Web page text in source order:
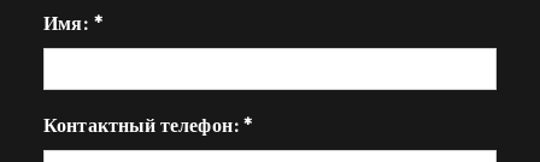
Имя: *
Контактный телефон:*